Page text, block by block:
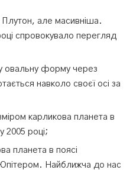
але масивніша.
спровокувало перегляд
овальну форму через
навколо своєї осі за
карликова планета в
2005 році;
планета в поясі
Найближча до нас